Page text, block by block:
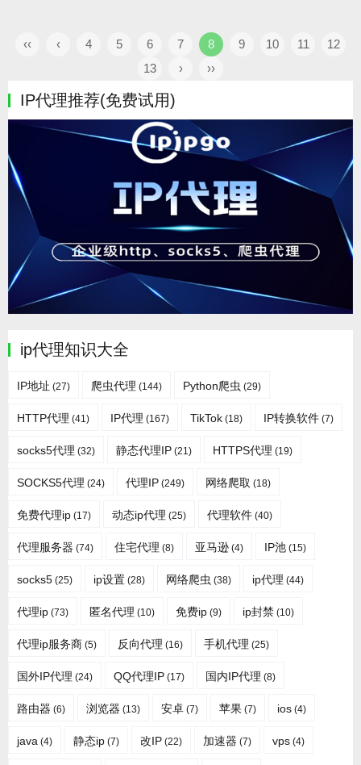
‹‹ ‹ 4 5 6 7 8 9 10 11
12
13
› ››
IP代理推荐(免费试用)
ip代理知识大全
IP地址 (27) 爬虫代理 (144) Python爬虫 (29)
HTTP代理 (41) IP代理 (167) TikTok (18) IP转换软件 (7)
socks5代理 (32) 静态代理IP (21) HTTPS代理 (19)
SOCKS5代理 (24) 代理IP (249) 网络爬取 (18)
免费代理ip (17) 动态ip代理 (25) 代理软件 (40)
代理服务器 (74) 住宅代理 (8) 亚马逊 (4) IP池 (15)
socks5 (25) ip设置 (28) 网络爬虫 (38) ip代理 (44)
代理ip (73) 匿名代理 (10) 免费ip (9) ip封禁 (10)
代理ip服务商 (5) 反向代理 (16) 手机代理 (25)
国外IP代理 (24) QQ代理IP (17) 国内IP代理 (8)
路由器 (6) 浏览器 (13) 安卓 (7) 苹果 (7) ios (4)
java (4) 静态ip (7) 改IP (22) 加速器 (7) vps (4)